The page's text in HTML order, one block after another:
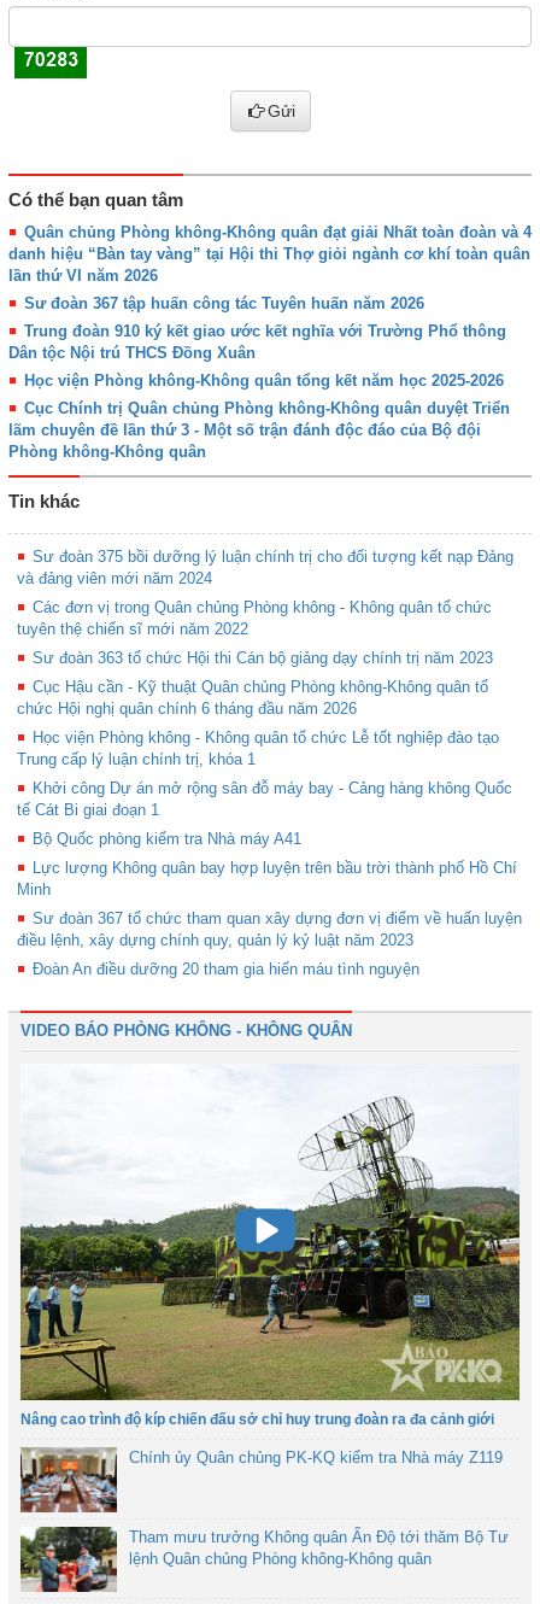
Gửi
Có thể bạn quan tâm
Quân chủng Phòng không-Không quân đạt giải Nhất toàn đoàn và 4
danh hiệu “Bàn tay vàng” tại Hội thi Thợ giỏi ngành cơ khí toàn quân
lần thứ VI năm 2026
Sư đoàn 367 tập huấn công tác Tuyên huấn năm 2026
Trung đoàn 910 ký kết giao ước kết nghĩa với Trường Phổ thông
Dân tộc Nội trú THCS Đồng Xuân
Học viện Phòng không-Không quân tổng kết năm học 2025-2026
Cục Chính trị Quân chủng Phòng không-Không quân duyệt Triển
lãm chuyên đề lần thứ 3 - Một số trận đánh độc đáo của Bộ đội
Phòng không-Không quân
Tin khác
Sư đoàn 375 bồi dưỡng lý luận chính trị cho đối tượng kết nạp Đảng
và đảng viên mới năm 2024
Các đơn vị trong Quân chủng Phòng không - Không quân tổ chức
tuyên thệ chiến sĩ mới năm 2022
Sư đoàn 363 tổ chức Hội thi Cán bộ giảng dạy chính trị năm 2023
Cục Hậu cần - Kỹ thuật Quân chủng Phòng không-Không quân tổ
chức Hội nghị quân chính 6 tháng đầu năm 2026
Học viện Phòng không - Không quân tổ chức Lễ tốt nghiệp đào tạo
Trung cấp lý luận chính trị, khóa 1
Khởi công Dự án mở rộng sân đỗ máy bay - Cảng hàng không Quốc
tế Cát Bi giai đoạn 1
Bộ Quốc phòng kiểm tra Nhà máy A41
Lực lượng Không quân bay hợp luyện trên bầu trời thành phố Hồ Chí
Minh
Sư đoàn 367 tổ chức tham quan xây dựng đơn vị điểm về huấn luyện
điều lệnh, xây dựng chính quy, quản lý kỷ luật năm 2023
Đoàn An điều dưỡng 20 tham gia hiến máu tình nguyện
VIDEO BÁO PHÒNG KHÔNG - KHÔNG QUÂN
Nâng cao trình độ kíp chiến đấu sở chỉ huy trung đoàn ra đa cảnh giới
Chính ủy Quân chủng PK-KQ kiểm tra Nhà máy Z119
Tham mưu trưởng Không quân Ấn Độ tới thăm Bộ Tư
lệnh Quân chủng Phòng không-Không quân